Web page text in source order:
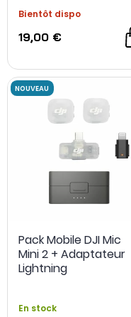
Bientôt dispo
19,00 €
Pack Mobile DJI Mic
Mini 2 + Adaptateur
Lightning
En stock